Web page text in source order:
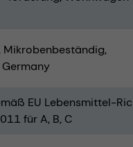
Mikrobenbeständig
EU Lebensmittel-
für A, B, C